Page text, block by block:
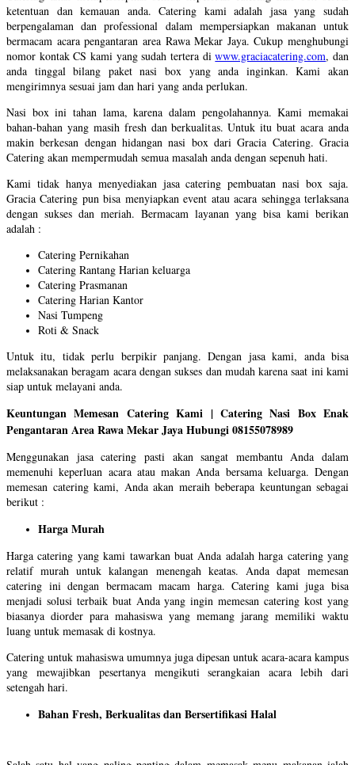
ketentuan dan kemauan anda. Catering kami adalah jasa yang sudah
berpengalaman dan professional dalam mempersiapkan makanan untuk
bermacam acara pengantaran area Rawa Mekar Jaya. Cukup menghubungi
nomor kontak CS kami yang sudah tertera diwww.graciacatering.com, dan
anda tinggal bilang paket nasi box yang anda inginkan. Kami akan
mengirimnya sesuai jam dan hari yang anda perlukan.
Nasi box ini tahan lama, karena dalam pengolahannya. Kami memakai
bahan-bahan yang masih fresh dan berkualitas. Untuk itu buat acara anda
makin berkesan dengan hidangan nasi box dari Gracia Catering. Gracia
Catering akan mempermudah semua masalah anda dengan sepenuh hati.
Kami tidak hanya menyediakan jasa catering pembuatan nasi box saja.
Gracia Catering pun bisa menyiapkan event atau acara sehingga terlaksana
dengan sukses dan meriah. Bermacam layanan yang bisa kami berikan
adalah :
Catering Pernikahan
Catering Rantang Harian keluarga
Catering Prasmanan
Catering Harian Kantor
Nasi Tumpeng
Roti & Snack
Untuk itu, tidak perlu berpikir panjang. Dengan jasa kami, anda bisa
melaksanakan beragam acara dengan sukses dan mudah karena saat ini kami
siap untuk melayani anda.
Keuntungan Memesan Catering Kami | Catering Nasi Box Enak
Pengantaran Area Rawa Mekar Jaya Hubungi 08155078989
Menggunakan jasa catering pasti akan sangat membantu Anda dalam
memenuhi keperluan acara atau makan Anda bersama keluarga. Dengan
memesan catering kami, Anda akan meraih beberapa keuntungan sebagai
berikut :
Harga Murah
Harga catering yang kami tawarkan buat Anda adalah harga catering yang
relatif murah untuk kalangan menengah keatas. Anda dapat memesan
catering ini dengan bermacam macam harga. Catering kami juga bisa
menjadi solusi terbaik buat Anda yang ingin memesan catering kost yang
biasanya diorder para mahasiswa yang memang jarang memiliki waktu
luang untuk memasak di kostnya.
Catering untuk mahasiswa umumnya juga dipesan untuk acara-acara kampus
yang mewajibkan pesertanya mengikuti serangkaian acara lebih dari
setengah hari.
Bahan Fresh, Berkualitas dan Bersertifikasi Halal